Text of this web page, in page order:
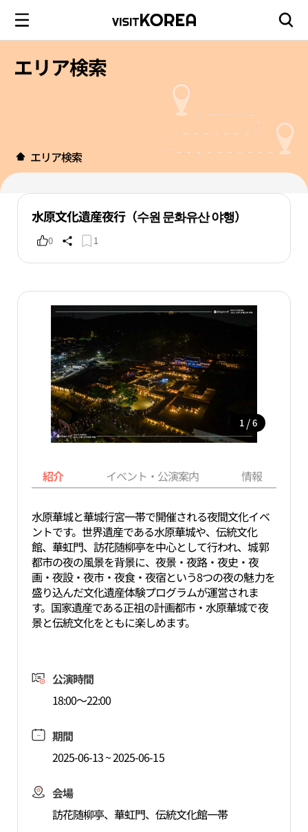
エリア検索
エリア検索
水原文化遺産夜行（수원 문화유산 야행）
0 1
1 / 6
紹介 イベント・公演案内 情報
水原華城と華城行宮一帯で開催される夜間文化イベ
ントです。世界遺産である水原華城や、伝統文化
館、華虹門、訪花随柳亭を中心として行われ、城郭
都市の夜の風景を背景に、夜景・夜路・夜史・夜
画・夜設・夜市・夜食・夜宿という8つの夜の魅力を
盛り込んだ文化遺産体験プログラムが運営されま
す。国家遺産である正祖の計画都市・水原華城で夜
景と伝統文化をともに楽しめます。
公演時間
18:00～22:00
期間
2025-06-13 ~ 2025-06-15
会場
訪花随柳亭、華虹門、伝統文化館一帯